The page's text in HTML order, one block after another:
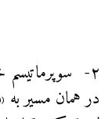
۲-
در همان مسیر